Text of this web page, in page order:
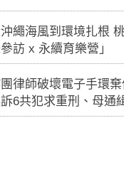
繩海風到環境扎根
訪 x 永續育樂營」
律師破壞電子手環
6共犯求重刑、母通